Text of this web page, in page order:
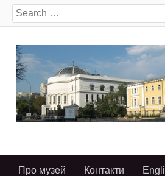
Search
for:
Про музей Контакти